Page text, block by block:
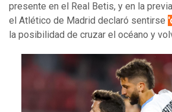
presente en el Real Betis, y en la
el Atlético de Madrid declaró sentirse
la posibilidad de cruzar el océano y